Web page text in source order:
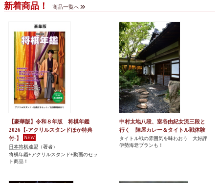
新着商品！ 商品一覧へ
【豪華版】令和８年版 将棋年鑑
2026【-アクリルスタンドほか特典
付-】
日本将棋連盟 （著者）
将棋年鑑+アクリルスタンド+動画のセッ
ト商品！
中村太地八段、室谷由紀女流三段と
行く 陣屋カレー＆タイトル戦体験
タイトル戦の雰囲気を味わおう 大好評
伊勢海老プランも！